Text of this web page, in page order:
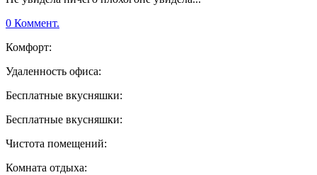
0 Коммент.
Комфорт:
Удаленность офиса:
Бесплатные вкусняшки:
Бесплатные вкусняшки:
Чистота помещений:
Комната отдыха: